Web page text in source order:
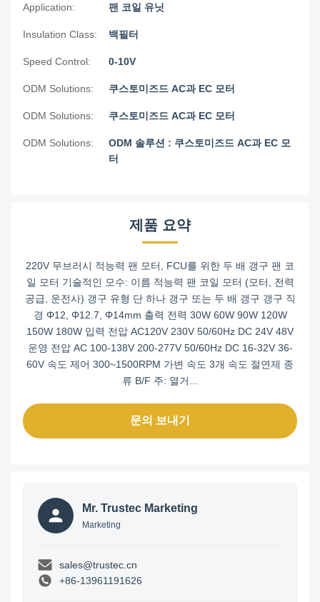
Application: 팬 코일 유닛
Insulation Class: 백필터
Speed Control: 0-10V
ODM Solutions: 쿠스토미즈드 AC과 EC 모터
ODM Solutions: 쿠스토미즈드 AC과 EC 모터
ODM Solutions:
ODM 솔루션 : 쿠스토미즈드 AC과 EC 모
터
제품 요약
220V 무브러시 적능력 팬 모터, FCU를 위한 두 배 갱구 팬 코
일 모터 기술적인 모수: 이름 적능력 팬 코일 모터 (모터, 전력
공급, 운전사) 갱구 유형 단 하나 갱구 또는 두 배 갱구 갱구 직
경 Φ12, Φ12.7, Φ14mm 출력 전력 30W 60W 90W 120W
150W 180W 입력 전압 AC120V 230V 50/60Hz DC 24V 48V
운영 전압 AC 100-138V 200-277V 50/60Hz DC 16-32V 36-
60V 속도 제어 300~1500RPM 가변 속도 3개 속도 절연제 종
류 B/F 주: 열거...
문의 보내기
Mr. Trustec Marketing
Marketing
sales@trustec.cn
+86-13961191626